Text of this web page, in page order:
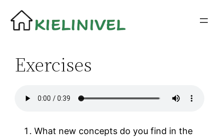
Siirry
sisältöön
Exercises
What new concepts do you find in the